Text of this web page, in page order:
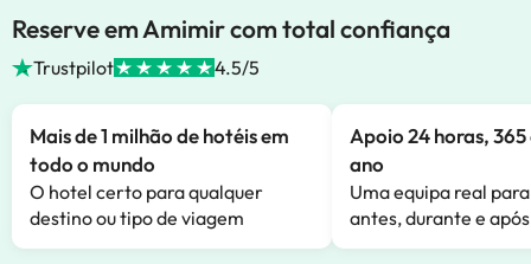
Reserve em Amimir com total confiança
Trustpilot 4.5/5
Mais de 1 milhão de hotéis em
todo o mundo
O hotel certo para qualquer
destino ou tipo de viagem
Apoio 24 horas,
ano
Uma equipa real
antes, durante e